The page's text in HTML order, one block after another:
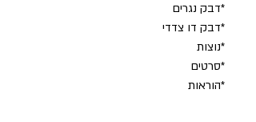
*דבק נגרים
*דבק דו צדדי
*נוצות
*סרטים
*הוראות